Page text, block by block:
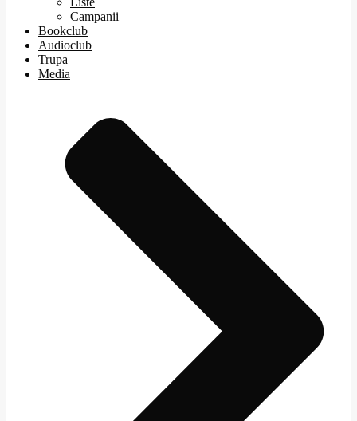
Campanii
Bookclub
Audioclub
Trupa
Media